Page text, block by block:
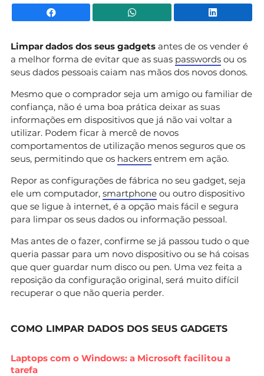
Facebook WhatsApp
Limpar dados dos seus gadgets antes de os vender é
a melhor forma de evitar que as suas passwords ou os
seus dados pessoais caiam nas mãos dos novos donos.
Mesmo que o comprador seja um amigo ou familiar de
confiança, não é uma boa prática deixar as suas
informações em dispositivos que já não vai voltar a
utilizar. Podem ficar à mercê de novos
comportamentos de utilização menos seguros que os
seus, permitindo que os hackers entrem em ação.
Repor as configurações de fábrica no seu gadget, seja
ele um computador, smartphone ou outro dispositivo
que se ligue à internet, é a opção mais fácil e segura
para limpar os seus dados ou informação pessoal.
Mas antes de o fazer, confirme se já passou tudo o que
queria passar para um novo dispositivo ou se há coisas
que quer guardar num disco ou pen. Uma vez feita a
reposição da configuração original, será muito difícil
recuperar o que não queria perder.
COMO LIMPAR DADOS DOS SEUS GADGETS
Laptops com o Windows: a Microsoft facilitou a
tarefa